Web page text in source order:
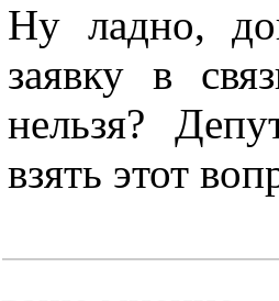
Ну ладно,
заявку в
нельзя?
взять этот